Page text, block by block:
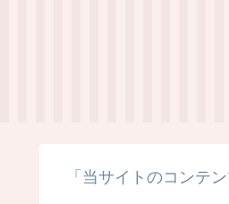
「当サイトのコンテ